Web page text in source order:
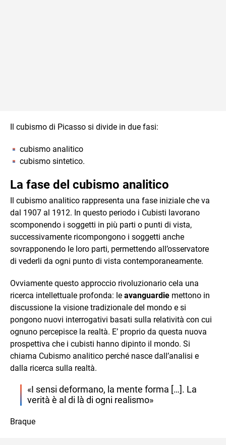
Il cubismo di Picasso si divide in due fasi:
cubismo analitico
cubismo sintetico.
La fase del cubismo analitico
Il cubismo analitico rappresenta una fase iniziale che va
dal 1907 al 1912. In questo periodo i Cubisti lavorano
scomponendo i soggetti in più parti o punti di vista,
successivamente ricompongono i soggetti anche
sovrapponendo le loro parti, permettendo all’osservatore
di vederli da ogni punto di vista contemporaneamente.
Ovviamente questo approccio rivoluzionario cela una
ricerca intellettuale profonda: le avanguardie mettono in
discussione la visione tradizionale del mondo e si
pongono nuovi interrogativi basati sulla relatività con cui
ognuno percepisce la realtà. E’ proprio da questa nuova
prospettiva che i cubisti hanno dipinto il mondo. Si
chiama Cubismo analitico perché nasce dall’analisi e
dalla ricerca sulla realtà.
«I sensi deformano, la mente forma […]. La
verità è al di là di ogni realismo»
Braque